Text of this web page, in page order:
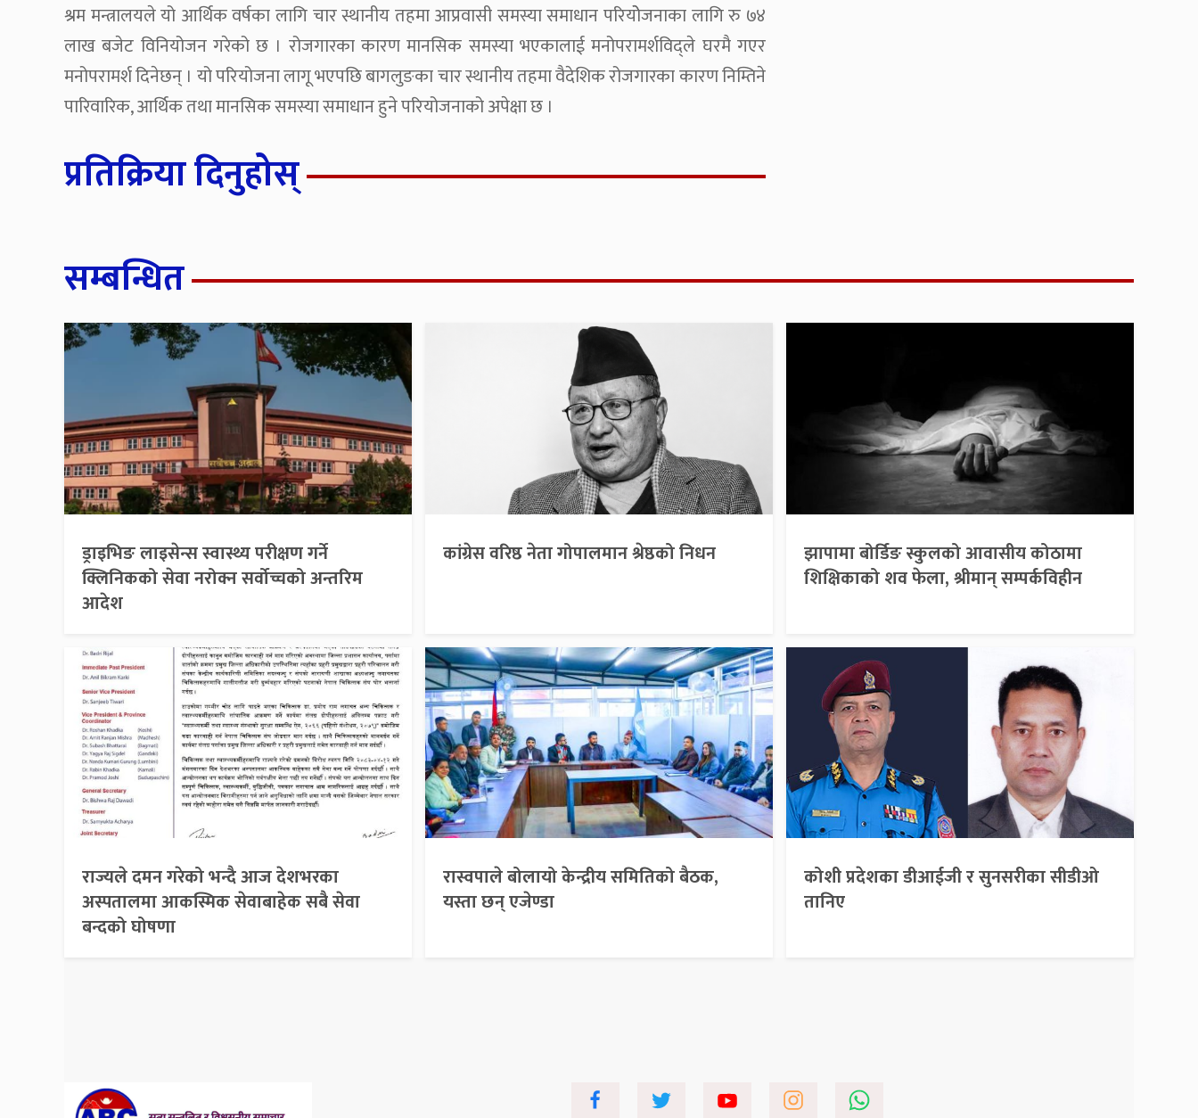
श्रम मन्त्रालयले यो आर्थिक वर्षका लागि चार स्थानीय तहमा आप्रवासी समस्या समाधान परियोेजनाका लागि रु ७४
लाख बजेट विनियोजन गरेको छ । रोजगारका कारण मानसिक समस्या भएकालाई मनोपरामर्शविद्ले घरमै गएर
मनोपरामर्श दिनेछन् । यो परियोजना लागू भएपछि बागलुङका चार स्थानीय तहमा वैदेशिक रोजगारका कारण निम्तिने
पारिवारिक, आर्थिक तथा मानसिक समस्या समाधान हुने परियोजनाको अपेक्षा छ ।
प्रतिक्रिया दिनुहोस्
सम्बन्धित
ड्राइभिङ लाइसेन्स स्वास्थ्य परीक्षण गर्ने
क्लिनिकको सेवा नरोक्न सर्वोच्चको अन्तरिम
आदेश
कांग्रेस वरिष्ठ नेता गोपालमान श्रेष्ठको निधन
झापामा बोर्डिङ स्कुलको आवासीय कोठामा
शिक्षिकाको शव फेला, श्रीमान् सम्पर्कविहीन
राज्यले दमन गरेको भन्दै आज देशभरका
अस्पतालमा आकस्मिक सेवाबाहेक सबै सेवा
बन्दको घोषणा
रास्वपाले बोलायो केन्द्रीय समितिको बैठक,
यस्ता छन् एजेण्डा
कोशी प्रदेशका डीआईजी र सुनसरीका सीडीओ
तानिए